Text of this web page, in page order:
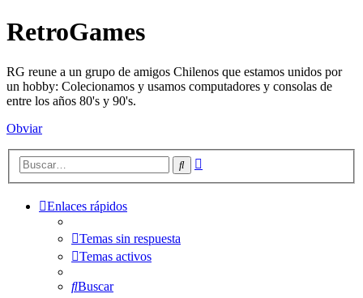
RetroGames
RG reune a un grupo de amigos Chilenos que estamos unidos por
un hobby: Colecionamos y usamos computadores y consolas de
entre los años 80's y 90's.
Obviar
Buscar
Enlaces rápidos
Temas sin respuesta
Temas activos
Buscar